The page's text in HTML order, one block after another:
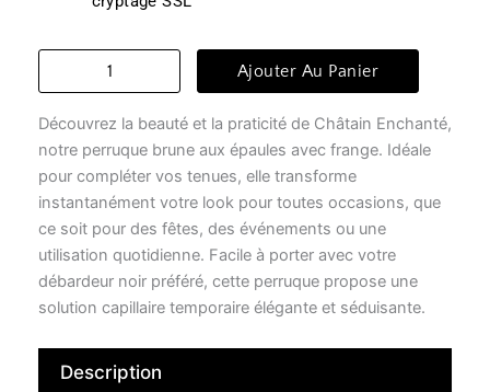
quantité
femme
-
enchanté
Ajouter Au Panier
Découvrez la beauté et la praticité de Châtain Enchanté,
notre perruque brune aux épaules avec frange. Idéale
pour compléter vos tenues, elle transforme
instantanément votre look pour toutes occasions, que
ce soit pour des fêtes, des événements ou une
utilisation quotidienne. Facile à porter avec votre
débardeur noir préféré, cette perruque propose une
solution capillaire temporaire élégante et séduisante.
Description